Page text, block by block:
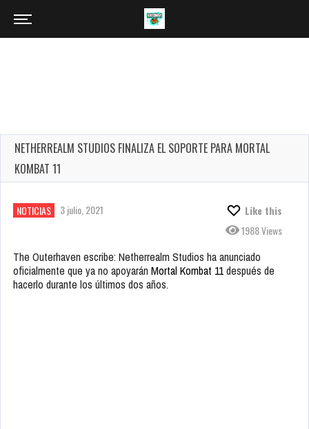
NETHERREALM STUDIOS FINALIZA EL SOPORTE PARA MORTAL
KOMBAT 11
NOTICIAS 3 julio, 2021
Like this
1988 Views
The Outerhaven escribe: Netherrealm Studios ha anunciado
oficialmente que ya no apoyarán Mortal Kombat 11después de
hacerlo durante los últimos dos años.